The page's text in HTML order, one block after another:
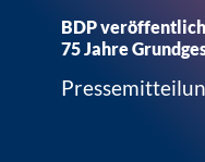
BDP
75 Jahre